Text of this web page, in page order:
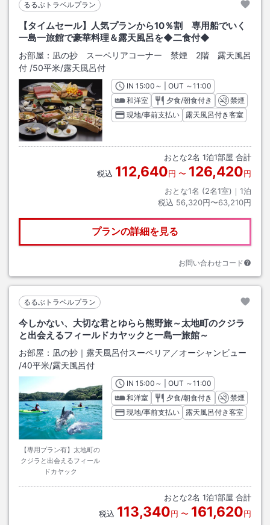
るるぶトラベルプラン
【タイムセール】人気プランから10％割 専用船でいく
一島一旅館で豪華料理＆露天風呂を◆二食付◆
お部屋： 凪の抄 スーペリアコーナー 禁煙 2階 露天風呂
付 /50平米/露天風呂付
INチェックイン
15:00 ～ | OUT チェックアウト
～11:00
和洋室
夕食/朝食付き
禁煙
現地/事前支払い
露天風呂付き客室
おとな2名 1泊1部屋 合計
税込 112,640円 〜 126,420円
おとな1名 (2名1室)｜ 1泊
税込 56,320円〜63,210円
プランの詳細を見る
お問い合わせコード
るるぶトラベルプラン
今しかない、大切な君とゆらら熊野旅～太地町のクジラ
と出会えるフィールドカヤックと一島一旅館～
お部屋： 凪の抄｜露天風呂付スーペリア／オーシャンビュー
/40平米/露天風呂付
【専用プラン有】太地町の
クジラと出会えるフィール
ドカヤック
INチェックイン
15:00 ～ | OUT チェックアウト
～11:00
和洋室
夕食/朝食付き
禁煙
現地/事前支払い
露天風呂付き客室
おとな2名 1泊1部屋 合計
税込 113,340円 〜 161,620円